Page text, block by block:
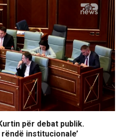
për debat publik.
institucionale’